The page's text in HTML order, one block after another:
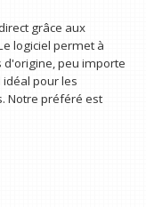
grâce aux
logiciel permet à
peu importe
pour les
Notre préféré est